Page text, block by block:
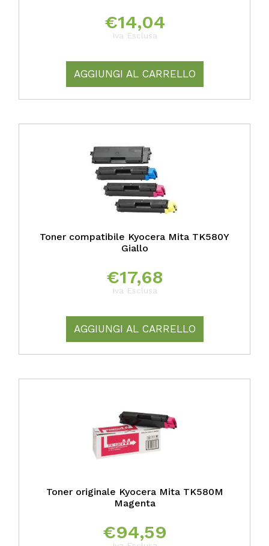
€14,04
Iva Esclusa
AGGIUNGI AL CARRELLO
Toner compatibile Kyocera Mita TK580Y
Giallo
€17,68
Iva Esclusa
AGGIUNGI AL CARRELLO
Toner originale Kyocera Mita TK580M
Magenta
€94,59